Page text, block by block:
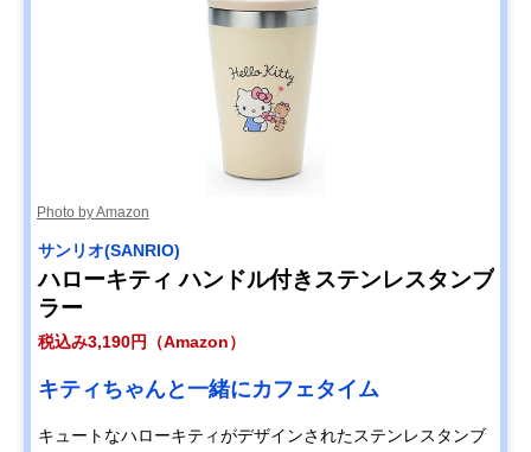
Photo by Amazon
サンリオ(SANRIO)
ハローキティ ハンドル付きステンレスタンブ
ラー
税込み3,190円（Amazon）
キティちゃんと一緒にカフェタイム
キュートなハローキティがデザインされたステンレスタンブ